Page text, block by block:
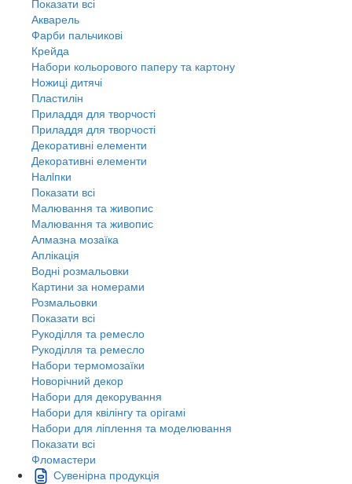
Показати всі
Акварель
Фарби пальчикові
Крейда
Набори кольорового паперу та картону
Ножиці дитячі
Пластилін
Приладдя для творчості
Приладдя для творчості
Декоративні елементи
Декоративні елементи
Налiпки
Показати всі
Малювання та живопис
Малювання та живопис
Алмазна мозаїка
Аплікація
Водні розмальовки
Картини за номерами
Розмальовки
Показати всі
Рукоділля та ремесло
Рукоділля та ремесло
Набори термомозаїки
Новорічний декор
Набори для декорування
Набори для квілінгу та орігамі
Набори для ліплення та моделювання
Показати всі
Фломастери
Сувенірна продукція